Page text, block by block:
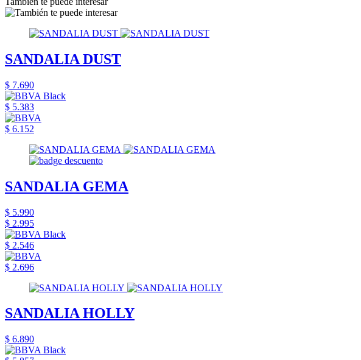
SANDALIA DUST
$ 7.690
$ 5.383
$ 6.152
SANDALIA GEMA
$ 5.990
$ 2.995
$ 2.546
$ 2.696
SANDALIA HOLLY
$ 6.890